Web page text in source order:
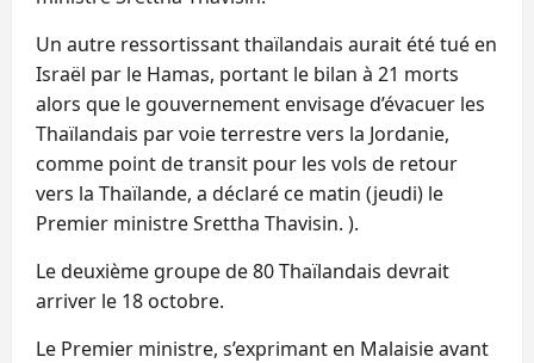
Un autre ressortissant thaïlandais aurait été tué en
Israël par le Hamas, portant le bilan à 21 morts
alors que le gouvernement envisage d’évacuer les
Thaïlandais par voie terrestre vers la Jordanie,
comme point de transit pour les vols de retour
vers la Thaïlande, a déclaré ce matin (jeudi) le
Premier ministre Srettha Thavisin. ).
Le deuxième groupe de 80 Thaïlandais devrait
arriver le 18 octobre.
Le Premier ministre, s’exprimant en Malaisie avant